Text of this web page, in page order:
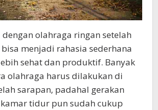
olahraga ringan setelah
menjadi rahasia sederhana
sehat dan produktif. Banyak
olahraga harus dilakukan di
sarapan, padahal gerakan
tidur pun sudah cukup